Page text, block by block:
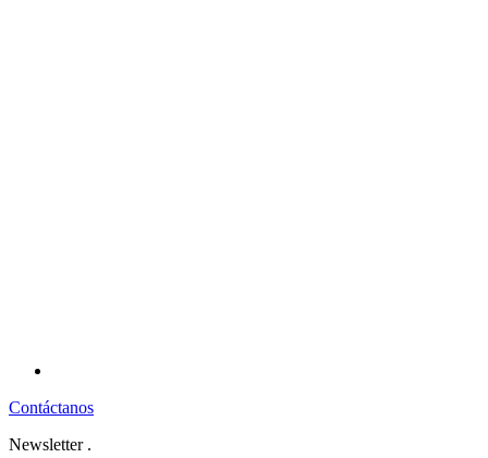
Contáctanos
Newsletter .